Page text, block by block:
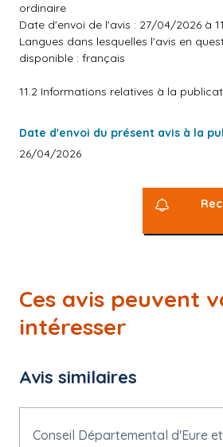
ordinaire
Date d'envoi de l'avis : 27/04/2026 à
Langues dans lesquelles l'avis en
disponible : français
11.2 Informations relatives à la
Date d'envoi du présent avis à la
26/04/2026
Ces avis peuvent
intéresser
Avis similaires
Conseil Départemental d'Eure